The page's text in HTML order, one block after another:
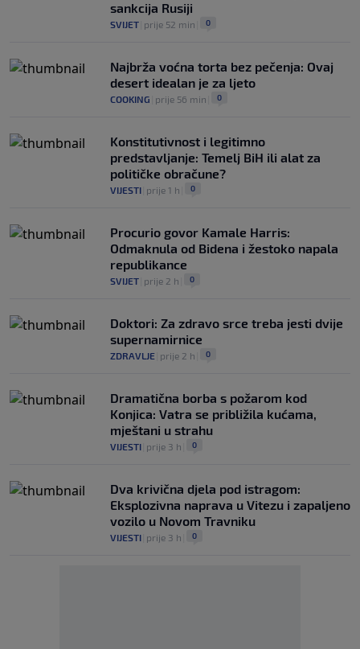
sankcija Rusiji
SVIJET prije 52 min 0
Najbrža voćna torta bez pečenja: Ovaj
desert idealan je za ljeto
COOKING prije 56 min 0
Konstitutivnost i legitimno
predstavljanje: Temelj BiH ili alat za
političke obračune?
VIJESTI prije 1 h 0
Procurio govor Kamale Harris:
Odmaknula od Bidena i žestoko napala
republikance
SVIJET prije 2 h 0
Doktori: Za zdravo srce treba jesti dvije
supernamirnice
ZDRAVLJE prije 2 h 0
Dramatična borba s požarom kod
Konjica: Vatra se približila kućama,
mještani u strahu
VIJESTI prije 3 h 0
Dva krivična djela pod istragom:
Eksplozivna naprava u Vitezu i zapaljeno
vozilo u Novom Travniku
VIJESTI prije 3 h 0